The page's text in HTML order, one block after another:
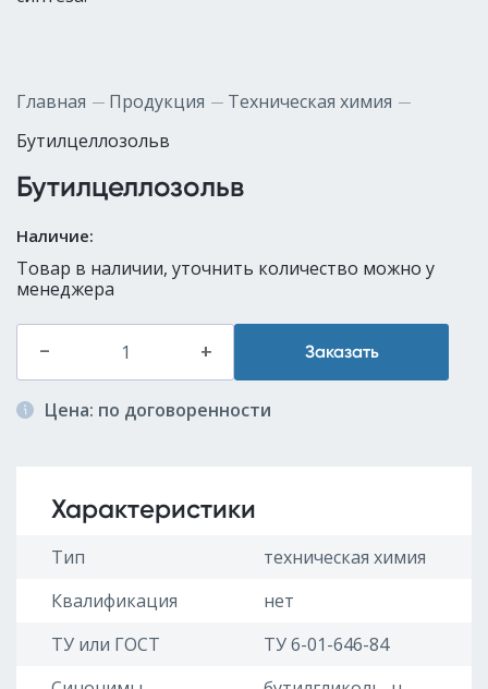
Главная Продукция
Техническая химия
Бутилцеллозольв
Бутилцеллозольв
Наличие:
Товар в наличии, уточнить количество можно у
менеджера
– + Заказать
Цена: по договоренности
Характеристики
Тип
техническая химия
Квалификация
нет
ТУ или ГОСТ
ТУ 6-01-646-84